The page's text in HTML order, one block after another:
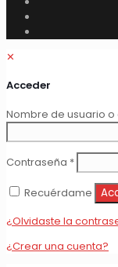
✕
Acceder
Nombre de usuario
Contraseña *
Recuérdame
¿Olvidaste la
¿Crear una cuenta?